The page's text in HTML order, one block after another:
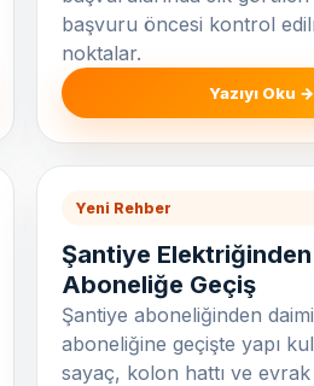
başvuru öncesi kontrol
noktalar.
Yazıyı Oku →
Yeni Rehber
Şantiye Elektriğinden
Aboneliğe Geçiş
Şantiye aboneliğinden
aboneliğine geçişte yapı
sayaç, kolon hattı ve